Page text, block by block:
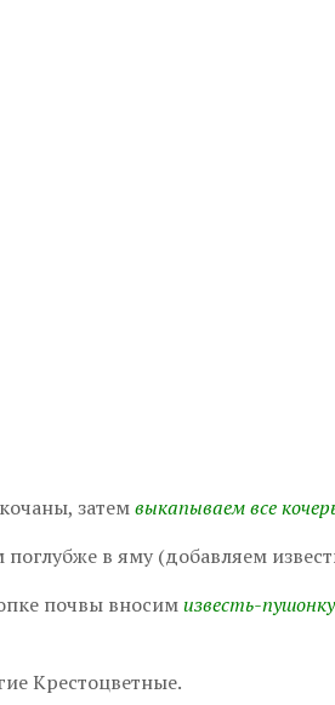
затемвыкапываем все
в яму (добавляем
почвы вносимизвесть-пушонку
Крестоцветные.